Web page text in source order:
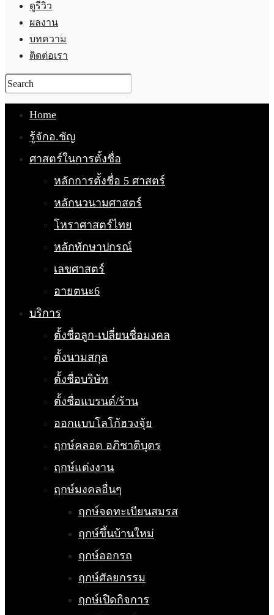
ดูรีวิว
ผลงาน
บทความ
ติดต่อเรา
Home
รู้จักอ.ชัญ
ศาสตร์ในการตั้งชื่อ
หลักการตั้งชื่อ 5 ศาสตร์
หลักนวนามศาสตร์
โหราศาสตร์ไทย
หลักทักษาปกรณ์
เลขศาสตร์
อายตนะ6
บริการ
ตั้งชื่อลูก-เปลี่ยนชื่อมงคล
ตั้งนามสกุล
ตั้งชื่อบริษัท
ตั้งชื่อแบรนด์/ร้าน
ออกแบบโลโก้ฮวงจุ้ย
ฤกษ์คลอด อภิชาติบุตร
ฤกษ์แต่งงาน
ฤกษ์มงคลอื่นๆ
ฤกษ์จดทะเบียนสมรส
ฤกษ์ขึ้นบ้านใหม่
ฤกษ์ออกรถ
ฤกษ์ศัลยกรรม
ฤกษ์เปิดกิจการ